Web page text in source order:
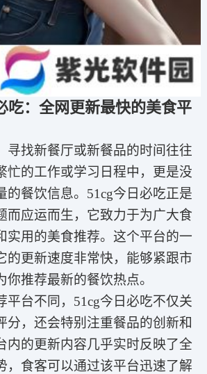
吃：全网更新最快的美食平
寻找新餐厅或新餐品的时间往往
忙的工作或学习日程中，更是没
的餐饮信息。51cg今日必吃正是
而应运而生，它致力于为广大食
实用的美食推荐。这个平台的一
的更新速度非常快，能够紧跟市
推荐最新的餐饮热点。
平台不同，51cg今日必吃不仅关
分，还会特别注重餐品的创新和
内的更新内容几乎实时反映了全
，食客可以通过该平台迅速了解